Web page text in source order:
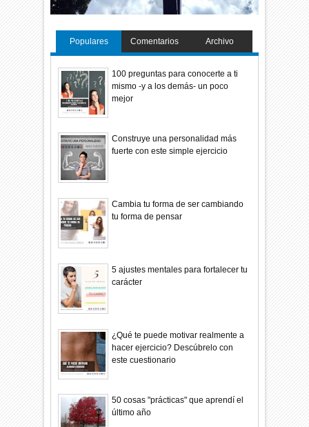
Populares Comentarios Archivo
100 preguntas para conocerte a ti
mismo -y a los demás- un poco
mejor
Construye una personalidad más
fuerte con este simple ejercicio
Cambia tu forma de ser cambiando
tu forma de pensar
5 ajustes mentales para fortalecer tu
carácter
¿Qué te puede motivar realmente a
hacer ejercicio? Descúbrelo con
este cuestionario
50 cosas "prácticas" que aprendí el
último año